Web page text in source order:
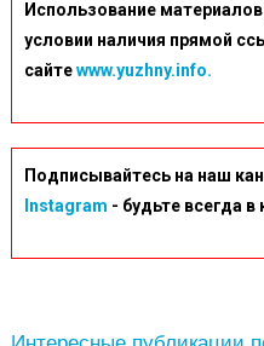
Использование
условии наличия прямой
сайтеwww.yuzhny.info.
Подписывайтесь на наш
Instagram - будьте всегда в